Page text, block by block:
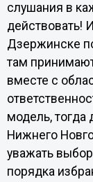
слушания в
действовать!
Дзержинске
там
вместе с
модель, тогда
Нижнего
уважать
порядка